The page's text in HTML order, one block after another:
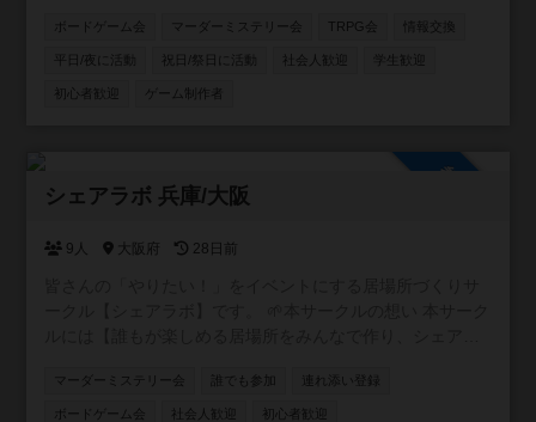
いればTRPGやマダミスも開催しています。一緒に企画し
てくれる仲間も募集中です。
ボードゲーム会 マーダーミステリー会 TRPG会 情報交換
平日/夜に活動 祝日/祭日に活動 社会人歓迎 学生歓迎
初心者歓迎 ゲーム制作者
シェアラボ 兵庫/大阪
9人 大阪府 28日前
みなさんが楽しい雰囲気づくりをしてくれるおかげで、毎
回和気あいあいとしたイベントになってます！ 20代、30
マーダーミステリー会 誰でも参加 連れ添い登録
ボードゲーム会 社会人歓迎 初心者歓迎